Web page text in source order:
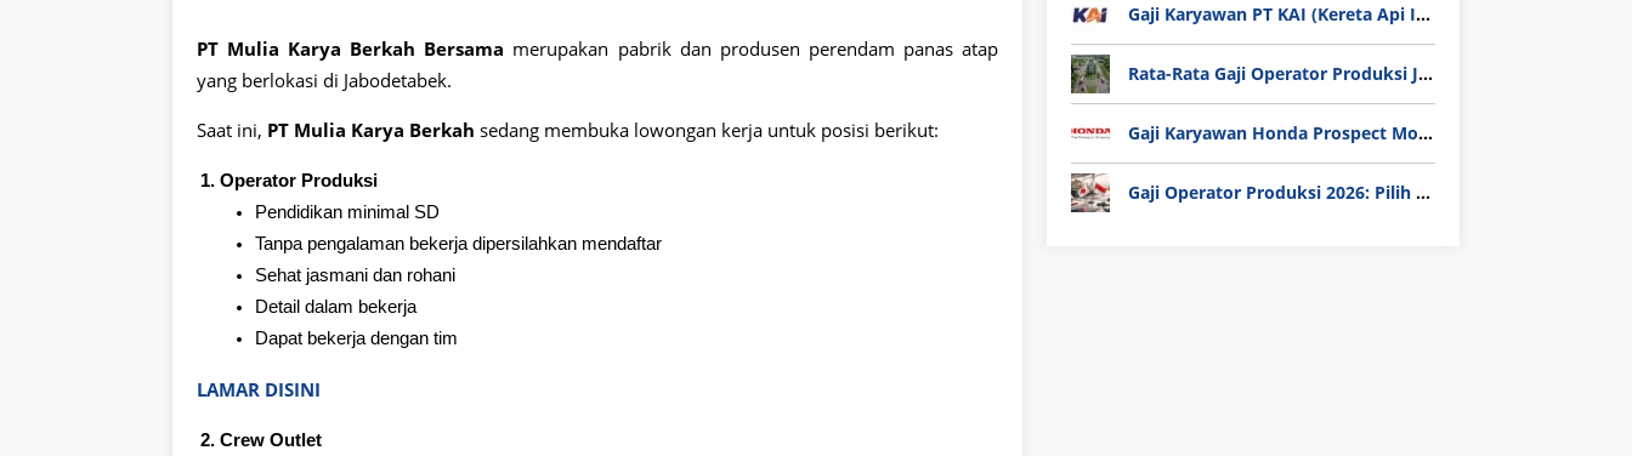
PT Mulia Karya Berkah Bersama merupakan pabrik dan produsen perendam panas atap
yang berlokasi di Jabodetabek.
Saat ini, PT Mulia Karya Berkah sedang membuka lowongan kerja untuk posisi berikut:
Operator Produksi
Pendidikan minimal SD
Tanpa pengalaman bekerja dipersilahkan mendaftar
Sehat jasmani dan rohani
Detail dalam bekerja
Dapat bekerja dengan tim
LAMAR DISINI
Crew Outlet
Gaji Karyawan PT KAI (Kereta Api Indonesia) Update 2025
Rata-Rata Gaji Operator Produksi Jabodetabek 2025: Bedah Tuntas UMK, Lemburan, dan Realita Hidup Buruh
Gaji Karyawan Honda Prospect Motor Semua Divisi
Gaji Operator Produksi 2026: Pilih PT Astra Honda Motor (AHM) atau Manufaktur di Jepang?